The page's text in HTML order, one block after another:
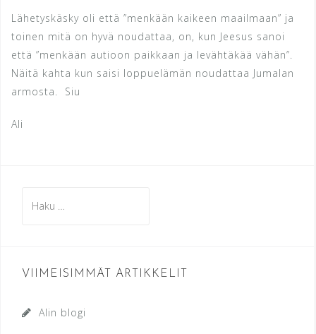
Lähetyskäsky oli että ”menkään kaikeen maailmaan” ja
toinen mitä on hyvä noudattaa, on, kun Jeesus sanoi
että ”menkään autioon paikkaan ja levähtäkää vähän”.
Näitä kahta kun saisi loppuelämän noudattaa Jumalan
armosta. Siu
Ali
VIIMEISIMMÄT ARTIKKELIT
Alin blogi